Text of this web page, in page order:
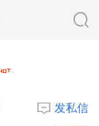
发私信